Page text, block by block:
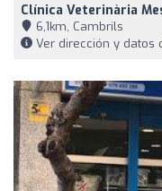
Clínica Veterinària
6,1km, Cambrils
Ver dirección y datos